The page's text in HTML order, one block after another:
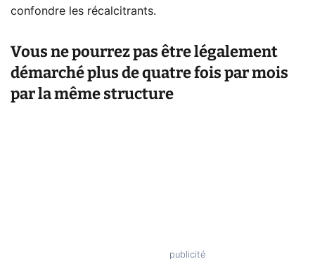
confondre les récalcitrants.
Vous ne pourrez pas être légalement
démarché plus de quatre fois par mois
par la même structure